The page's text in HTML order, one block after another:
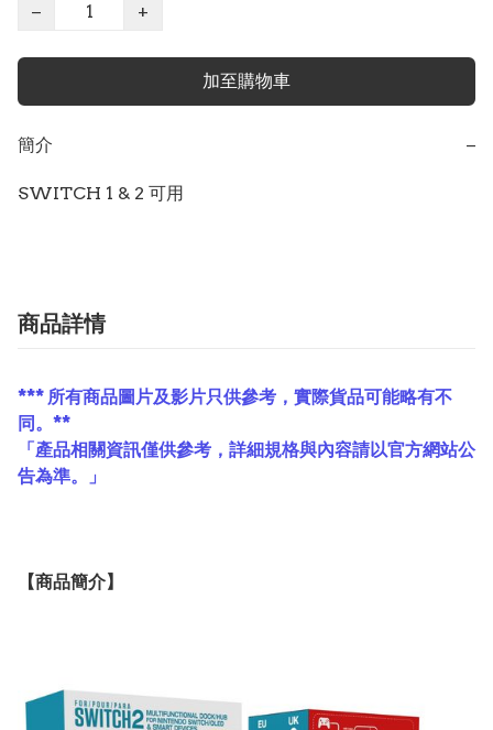
−
+
加至購物車
簡介 −
商品詳情
*** 所有商品圖片及影片只供參考，實際貨品可能略有不
同。**
「產品相關資訊僅供參考，詳細規格與內容請以官方網站公
告為準。」
【商品簡介】